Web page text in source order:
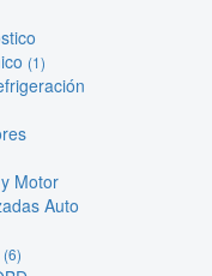
(1)
Motor
Auto
(6)